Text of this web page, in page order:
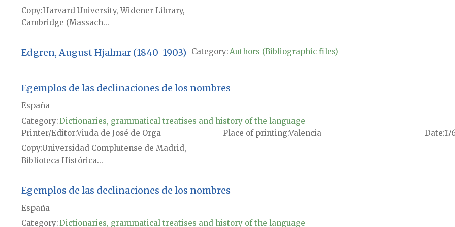
Copy Harvard University, Widener Library,
Cambridge (Massach...
Edgren, August Hjalmar (1840-1903) Category: Authors (Bibliographic files)
Egemplos de las declinaciones de los nombres
España
Category:Dictionaries, grammatical treatises and history of the language
Printer/EditorViuda de José de Orga Place of printingValencia Date
CopyUniversidad Complutense de Madrid,
Biblioteca Histórica...
Egemplos de las declinaciones de los nombres
España
Category:Dictionaries, grammatical treatises and history of the language